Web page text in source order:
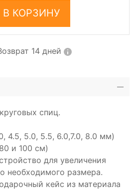
В КОРЗИНУ
14 дней
спиц.
4.5, 5.0, 5.5, 6.0,7.0, 8.0 мм)
и 100 см)
для увеличения
необходимого размера.
кейс из материала